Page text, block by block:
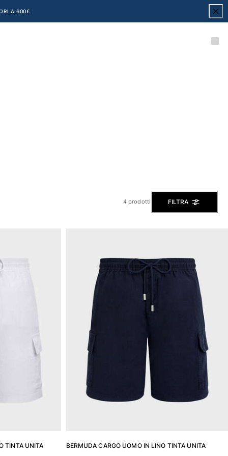
A 600€
4 prodotti FILTRA
TINTA UNITA BERMUDA CARGO UOMO IN LINO TINTA UNITA